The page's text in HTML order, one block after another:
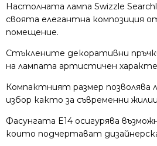
Настолната лампа Swizzle
своята елегантна композиция
помещение.
Стъклените декоративни
на лампата артистичен
Компактният размер позволява
избор както за съвременни
Фасунгата E14 осигурява
които подчертават